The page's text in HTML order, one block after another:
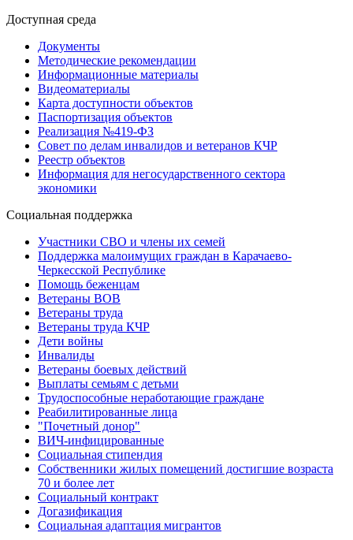
Доступная среда
Документы
Методические рекомендации
Информационные материалы
Видеоматериалы
Карта доступности объектов
Паспортизация объектов
Реализация №419-ФЗ
Совет по делам инвалидов и ветеранов КЧР
Реестр объектов
Информация для негосударственного сектора
экономики
Социальная поддержка
Участники СВО и члены их семей
Поддержка малоимущих граждан в Карачаево-
Черкесской Республике
Помощь беженцам
Ветераны ВОВ
Ветераны труда
Ветераны труда КЧР
Дети войны
Инвалиды
Ветераны боевых действий
Выплаты семьям с детьми
Трудоспособные неработающие граждане
Реабилитированные лица
"Почетный донор"
ВИЧ-инфицированные
Социальная стипендия
Собственники жилых помещений достигшие возраста
70 и более лет
Социальный контракт
Догазификация
Социальная адаптация мигрантов